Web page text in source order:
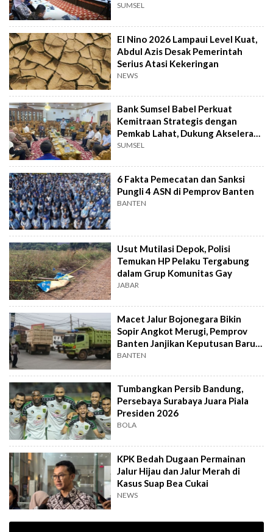
SUMSEL
El Nino 2026 Lampaui Level Kuat,
Abdul Azis Desak Pemerintah
Serius Atasi Kekeringan
NEWS
Bank Sumsel Babel Perkuat
Kemitraan Strategis dengan
Pemkab Lahat, Dukung Akselerasi
Ekonomi Daerah
SUMSEL
6 Fakta Pemecatan dan Sanksi
Pungli 4 ASN di Pemprov Banten
BANTEN
Usut Mutilasi Depok, Polisi
Temukan HP Pelaku Tergabung
dalam Grup Komunitas Gay
JABAR
Macet Jalur Bojonegara Bikin
Sopir Angkot Merugi, Pemprov
Banten Janjikan Keputusan Baru 4
Hari Lagi
BANTEN
Tumbangkan Persib Bandung,
Persebaya Surabaya Juara Piala
Presiden 2026
BOLA
KPK Bedah Dugaan Permainan
Jalur Hijau dan Jalur Merah di
Kasus Suap Bea Cukai
NEWS